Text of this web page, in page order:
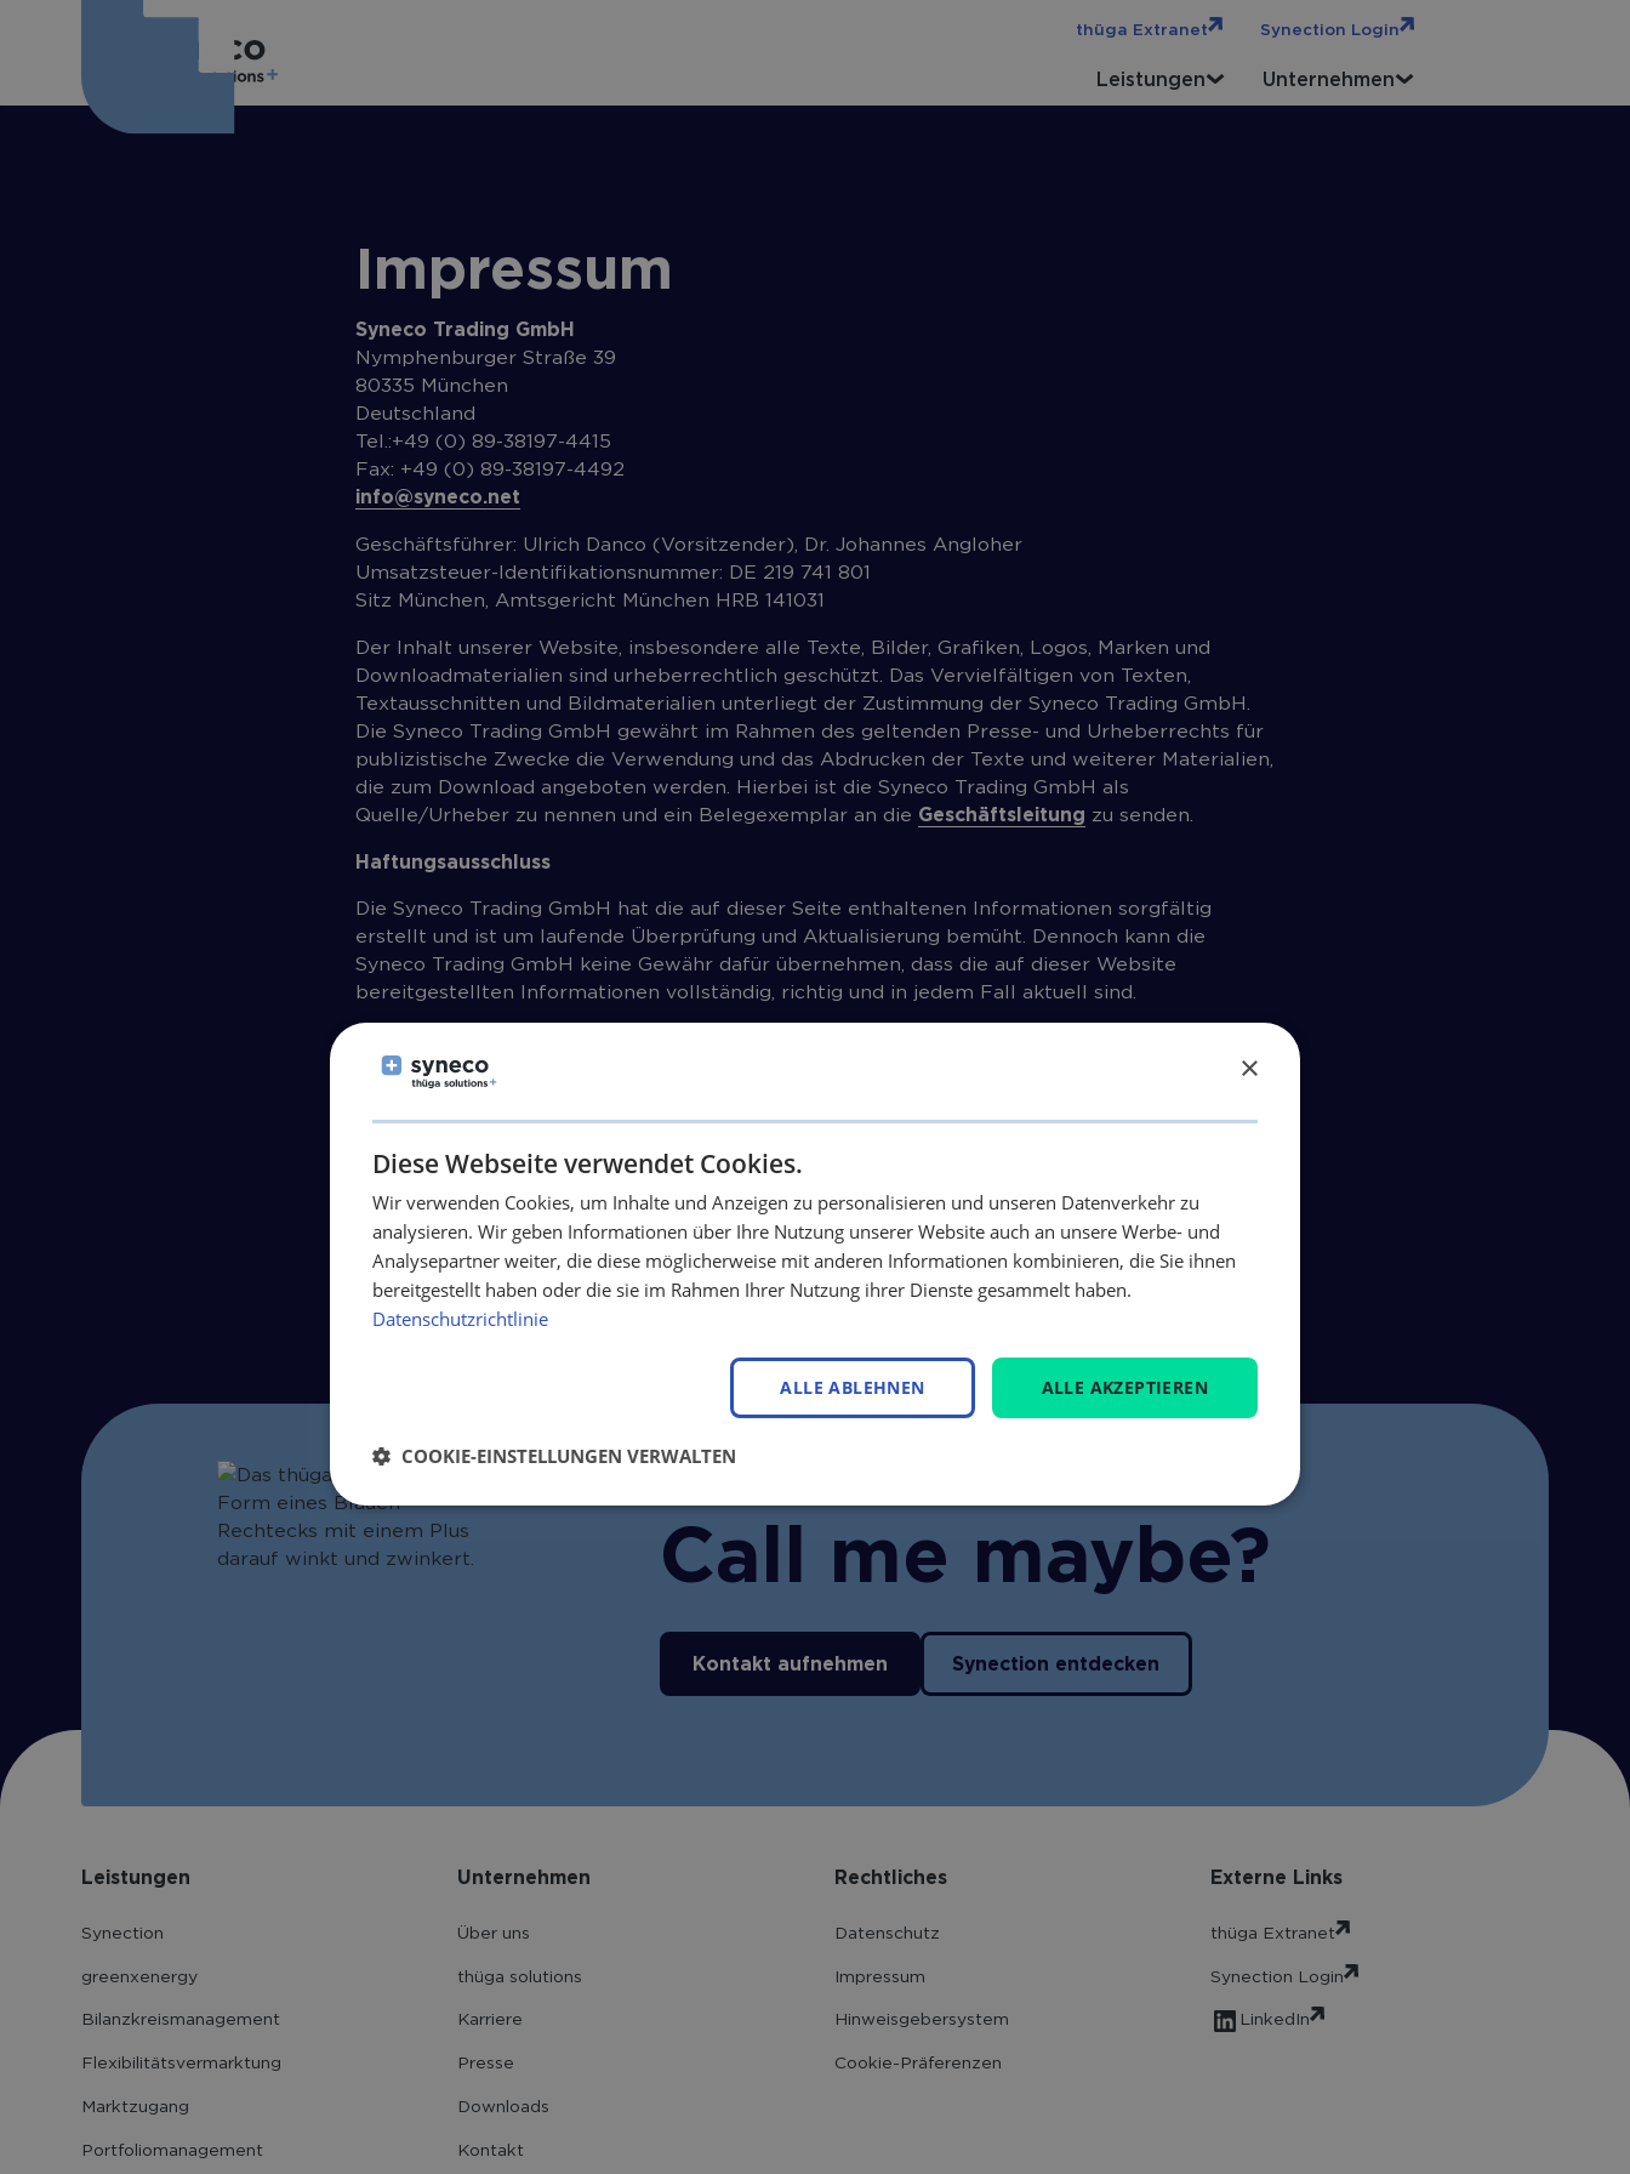
Synection Login
thüga Extranet
Leistungen Unternehmen
Impressum
Syneco Trading GmbH
Nymphenburger Straße 39
80335 München
Deutschland
Tel.:+49 (0) 89-38197-4415
Fax: +49 (0) 89-38197-4492
info@syneco.net
Geschäftsführer: Ulrich Danco (Vorsitzender), Dr. Johannes Angloher
Umsatzsteuer-Identifikationsnummer: DE 219 741 801
Sitz München, Amtsgericht München HRB 141031
Der Inhalt unserer Website, insbesondere alle Texte, Bilder, Grafiken, Logos, Marken und
Downloadmaterialien sind urheberrechtlich geschützt. Das Vervielfältigen von Texten,
Textausschnitten und Bildmaterialien unterliegt der Zustimmung der Syneco Trading GmbH.
Die Syneco Trading GmbH gewährt im Rahmen des geltenden Presse- und Urheberrechts für
publizistische Zwecke die Verwendung und das Abdrucken der Texte und weiterer Materialien,
die zum Download angeboten werden. Hierbei ist die Syneco Trading GmbH als
Quelle/Urheber zu nennen und ein Belegexemplar an die Geschäftsleitung zu senden.
Haftungsausschluss
Die Syneco Trading GmbH hat die auf dieser Seite enthaltenen Informationen sorgfältig
erstellt und ist um laufende Überprüfung und Aktualisierung bemüht. Dennoch kann die
Syneco Trading GmbH keine Gewähr dafür übernehmen, dass die auf dieser Website
bereitgestellten Informationen vollständig, richtig und in jedem Fall aktuell sind.
Änderungen oder Ergänzungen der bereitgestellten Informationen vorzunehmen oder diese
zu entfernen. Auf keinen Fall haftet die Syneco Trading GmbH für Schäden, die durch
fehlende Nutzungsmöglichkeiten oder Datenverluste im Zusammenhang mit der Nutzung von
Dokumenten oder Informationen bzw. der Erbringung von Dienstleistungen entstehen, die auf
dieser Website zugänglich sind.
Call me maybe?
Kontakt aufnehmen Synection entdecken
Leistungen
Synection
greenxenergy
Bilanzkreis­management
Flexibilitäts­vermarktung
Marktzugang
Portfolio­management
Unternehmen
Über uns
thüga solutions
Karriere
Presse
Downloads
Kontakt
Rechtliches
Datenschutz
Impressum
Hinweisgebersystem
Cookie-Präferenzen
Externe Links
thüga Extranet
Synection Login
LinkedIn
×
Diese Webseite verwendet Cookies.
Wir verwenden Cookies, um Inhalte und Anzeigen zu personalisieren und unseren Datenverkehr zu
analysieren. Wir geben Informationen über Ihre Nutzung unserer Website auch an unsere Werbe- und
Analysepartner weiter, die diese möglicherweise mit anderen Informationen kombinieren, die Sie ihnen
bereitgestellt haben oder die sie im Rahmen Ihrer Nutzung ihrer Dienste gesammelt haben.
Datenschutzrichtlinie
ALLE AKZEPTIEREN
ALLE ABLEHNEN
COOKIE-EINSTELLUNGEN VERWALTEN